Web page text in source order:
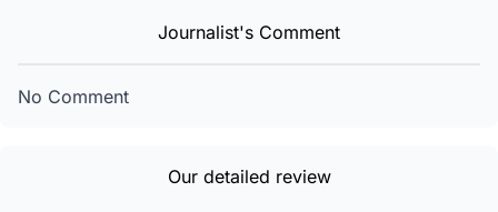
Journalist's Comment
No Comment
Our detailed review